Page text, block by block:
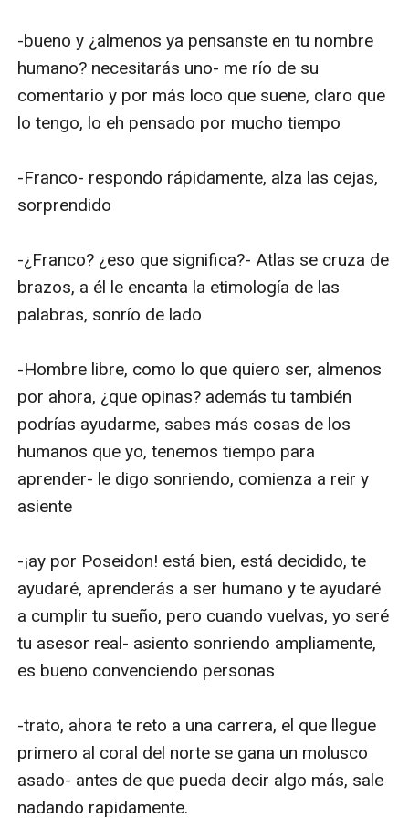
-bueno y ¿almenos ya pensanste en tu nombre
humano? necesitarás uno- me río de su
comentario y por más loco que suene, claro que
lo tengo, lo eh pensado por mucho tiempo
-Franco- respondo rápidamente, alza las cejas,
sorprendido
-¿Franco? ¿eso que significa?- Atlas se cruza de
brazos, a él le encanta la etimología de las
palabras, sonrío de lado
-Hombre libre, como lo que quiero ser, almenos
por ahora, ¿que opinas? además tu también
podrías ayudarme, sabes más cosas de los
humanos que yo, tenemos tiempo para
aprender- le digo sonriendo, comienza a reir y
asiente
-¡ay por Poseidon! está bien, está decidido, te
ayudaré, aprenderás a ser humano y te ayudaré
a cumplir tu sueño, pero cuando vuelvas, yo seré
tu asesor real- asiento sonriendo ampliamente,
es bueno convenciendo personas
-trato, ahora te reto a una carrera, el que llegue
primero al coral del norte se gana un molusco
asado- antes de que pueda decir algo más, sale
nadando rapidamente.